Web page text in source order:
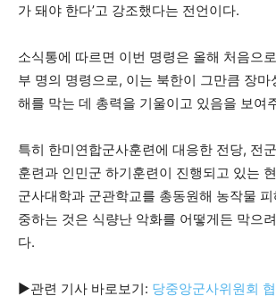
가 돼야 한다’고 강조했다는 전언이다.
소식통에 따르면 이번 명령은 올해 처음으
부 명의 명령으로, 이는 북한이 그만큼 장마
해를 막는 데 총력을 기울이고 있음을 보여
특히 한미연합군사훈련에 대응한 전당, 전
훈련과 인민군 하기훈련이 진행되고 있는
군사대학과 군관학교를 총동원해 농작물
중하는 것은 식량난 악화를 어떻게든 막으
다.
▶관련 기사 바로보기: 당중앙군사위원회